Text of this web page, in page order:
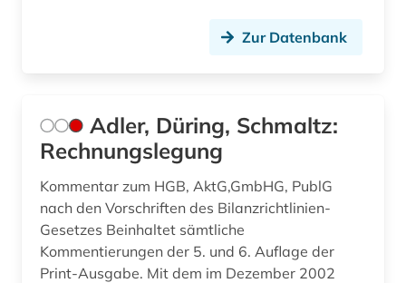
deutsche philologie (1)
deutschland (103)
deutschland (bundesrepublik). statistisches
bundesamt (1)
Zur Datenbank
Adler, Düring, Schmaltz:
Rechnungslegung
Kommentar zum HGB, AktG,GmbHG, PublG
nach den Vorschriften des Bilanzrichtlinien-
Gesetzes Beinhaltet sämtliche
Kommentierungen der 5. und 6. Auflage der
Print-Ausgabe. Mit dem im Dezember 2002